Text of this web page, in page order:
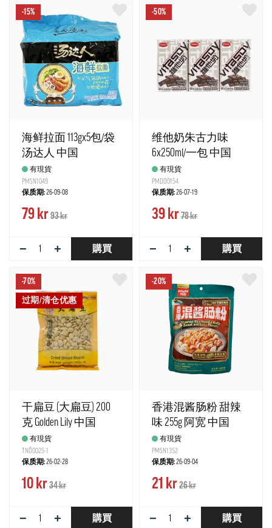
-15%
海鲜拉面 113gx5包/袋
汤达人 中国
有現貨
PMSN1049
保质期:26-09-08
79 kr93 kr
− + 購買
-50%
维他奶朱古力味
6x250ml/一包 中国
有現貨
PMDO0154
保质期:26-07-19
39 kr78 kr
− + 購買
-70%
过期/清仓优惠
干扁豆 (大扁豆) 200
克 Golden Lily 中国
有現貨
TNÖ0025-1
保质期:26-02-28
10 kr34 kr
− + 購買
-20%
香港混酱肠粉 甜辣
味 255g 阿宽 中国
有現貨
PMSN1352
保质期:26-09-04
21 kr26 kr
− + 購買